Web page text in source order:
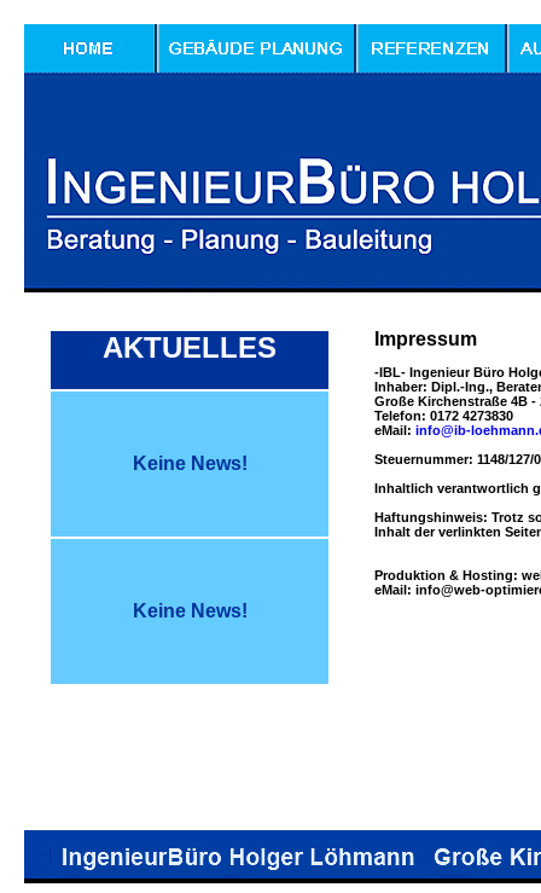
AKTUELLES
Keine News!
Keine News!
Impressum
-IBL- Ingenieur Büro
Inhaber: Dipl.-Ing.,
Große Kirchenstraße 4B -
Telefon: 0172 4273830
eMail: info@ib-
Steuernummer: 1148/127/
Inhaltlich verantwortlich
Haftungshinweis: Trotz
Inhalt der verlinkten
Produktion & Hosting:
eMail: info@web-